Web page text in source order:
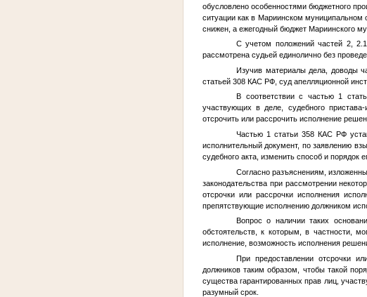
обусловлено особенностями бюджетного
ситуации как в Мариинском муниципальном
снижен, а ежегодный бюджет Мариинского
С учетом положений частей 2, 2.1
рассмотрена судьей единолично без
Изучив материалы дела, доводы
статьей 308 КАС РФ, суд апелляционной
В соответствии с частью 1
участвующих в деле, судебного
отсрочить или рассрочить исполнение
Частью 1 статьи 358 КАС РФ
исполнительный документ, по заявлению
судебного акта, изменить способ и порядок
Согласно разъяснениям,
законодательства при рассмотрении
отсрочки или рассрочки исполнения
препятствующие исполнению должником
Вопрос о наличии таких
обстоятельств, к которым, в частности,
исполнение, возможность исполнения
При предоставлении отсрочки
должников таким образом, чтобы такой
существа гарантированных прав лиц,
разумный срок.